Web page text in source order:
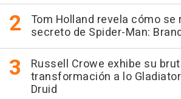
Tom Holland revela cómo se
secreto de Spider-Man:
Russell Crowe exhibe su
transformación a lo
Druid